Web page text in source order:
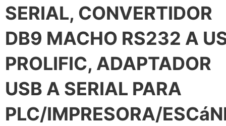
SERIAL, CONVERTIDOR
DB9 MACHO RS232 A
PROLIFIC, ADAPTADOR
USB A SERIAL PARA
PLC/IMPRESORA/